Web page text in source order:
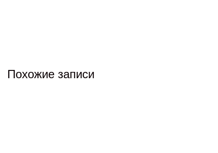
Похожие записи